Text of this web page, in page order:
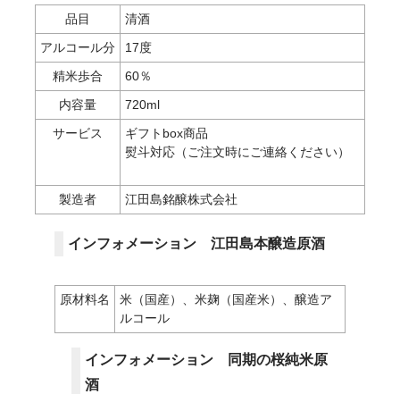
品目
清酒
アルコール分
17度
精米歩合
60％
内容量
720ml
サービス
ギフトbox商品
熨斗対応（ご注文時にご連絡ください）
製造者 江田島銘醸株式会社
インフォメーション 江田島本醸造原酒
原材料名
米（国産）、米麹（国産米）、醸造ア
ルコール
インフォメーション 同期の桜純米原
酒